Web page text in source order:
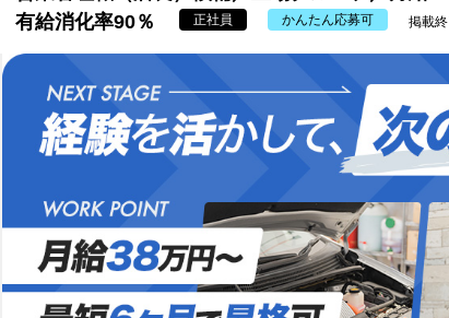
有給消化率90％
正社員 かんたん応募可 掲載